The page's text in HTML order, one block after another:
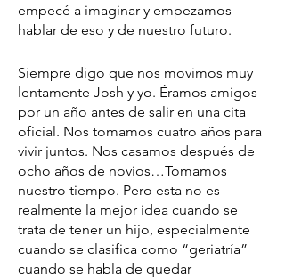
empecé a imaginar y empezamos
hablar de eso y de nuestro futuro.
Siempre digo que nos movimos muy
lentamente Josh y yo. Éramos amigos
por un año antes de salir en una cita
oficial. Nos tomamos cuatro años para
vivir juntos. Nos casamos después de
ocho años de novios…Tomamos
nuestro tiempo. Pero esta no es
realmente la mejor idea cuando se
trata de tener un hijo, especialmente
cuando se clasifica como “geriatría”
cuando se habla de quedar